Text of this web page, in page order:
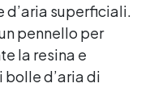
d’aria superficiali.
pennello per
la resina e
d’aria di